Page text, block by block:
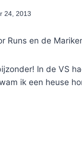
By24, 2013
Runs en de
In de VS
ik een heuse